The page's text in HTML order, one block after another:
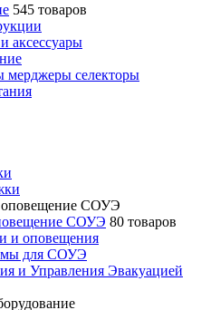
545 товаров
аксесcуары
мерджеры селекторы
СОУЭ 80 товаров
и оповещения
для СОУЭ
и Управления Эвакуацией